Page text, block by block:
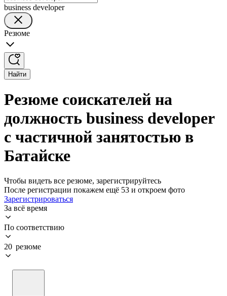
business developer
Резюме
Найти
Резюме соискателей на
должность business developer
с частичной занятостью в
Батайске
Чтобы видеть все резюме, зарегистрируйтесь
После регистрации покажем ещё 53 и откроем фото
Зарегистрироваться
За всё время
По соответствию
20 резюме